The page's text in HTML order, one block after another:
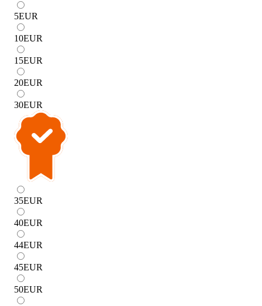
5EUR
10EUR
15EUR
20EUR
30EUR
35EUR
40EUR
44EUR
45EUR
50EUR